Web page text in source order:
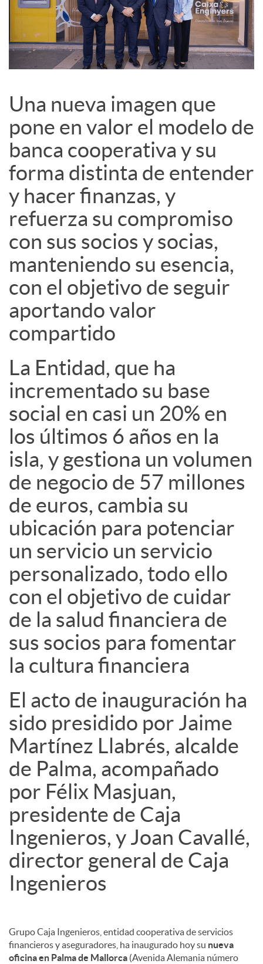
d
e
S
o
c
i
a
l
e
s
Una nueva imagen que
pone en valor el modelo de
banca cooperativa y su
forma distinta de entender
y hacer finanzas, y
refuerza su compromiso
con sus socios y socias,
manteniendo su esencia,
con el objetivo de seguir
aportando valor
compartido
La Entidad, que ha
incrementado su base
social en casi un 20% en
los últimos 6 años en la
isla, y gestiona un volumen
de negocio de 57 millones
de euros, cambia su
ubicación para potenciar
un servicio un servicio
personalizado, todo ello
con el objetivo de cuidar
de la salud financiera de
sus socios para fomentar
la cultura financiera
El acto de inauguración ha
sido presidido por Jaime
Martínez Llabrés, alcalde
de Palma, acompañado
por Félix Masjuan,
presidente de Caja
Ingenieros, y Joan Cavallé,
director general de Caja
Ingenieros
Grupo Caja Ingenieros, entidad cooperativa de servicios
financieros y aseguradores, ha inaugurado hoy su nueva
oficina en Palma de Mallorca (Avenida Alemania número